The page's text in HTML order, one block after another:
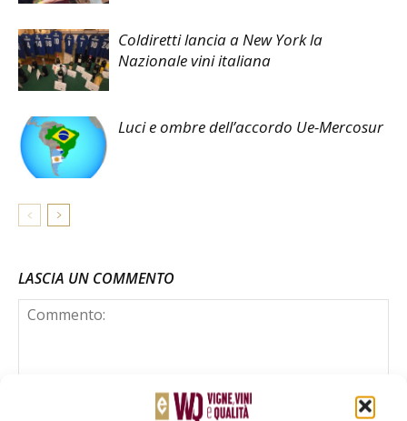
Coldiretti lancia a New York la
Nazionale vini italiana
Luci e ombre dell’accordo Ue-Mercosur
LASCIA UN COMMENTO